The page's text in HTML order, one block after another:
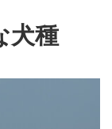
犬種